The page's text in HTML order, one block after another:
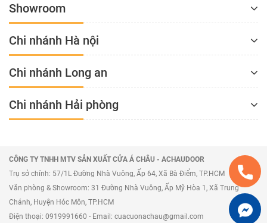
Showroom
Chi nhánh Hà nội
Chi nhánh Long an
Chi nhánh Hải phòng
CÔNG TY TNHH MTV SẢN XUẤT CỬA Á CHÂU - ACHAUDOOR
Trụ sở chính: 57/1L Đường Nhà Vuông, Ấp 64, Xã Bà Điểm, TP.HCM
Văn phòng & Showroom: 31 Đường Nhà Vuông, Ấp Mỹ Hòa 1, Xã Trung
Chánh, Huyện Hóc Môn, TP.HCM
Điện thoại: 0919991660 - Email: cuacuonachau@gmail.com